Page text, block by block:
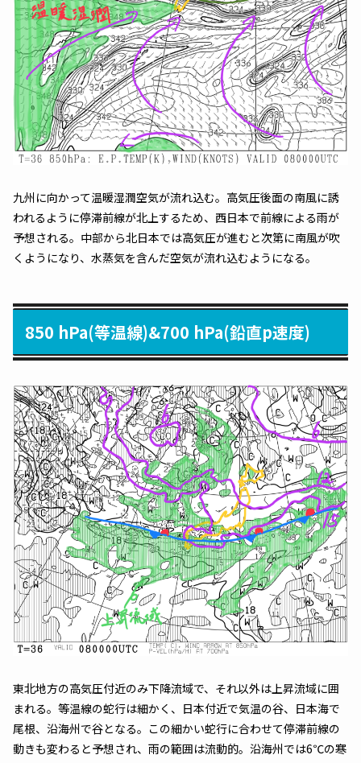
九州に向かって温暖湿潤空気が流れ込む。高気圧後面の南風に誘
われるように停滞前線が北上するため、西日本で前線による雨が
予想される。中部から北日本では高気圧が進むと次第に南風が吹
くようになり、水蒸気を含んだ空気が流れ込むようになる。
850 hPa(等温線)&700 hPa(鉛直p速度)
東北地方の高気圧付近のみ下降流域で、それ以外は上昇流域に囲
まれる。等温線の蛇行は細かく、日本付近で気温の谷、日本海で
尾根、沿海州で谷となる。この細かい蛇行に合わせて停滞前線の
動きも変わると予想され、雨の範囲は流動的。沿海州では6℃の寒